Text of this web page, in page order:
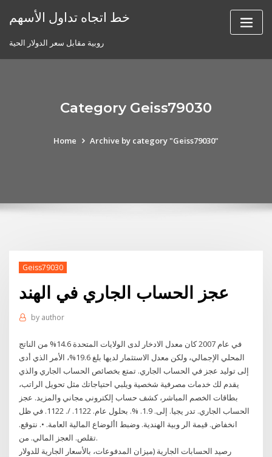
خط اتجاه تداول الأسهم
روبية مقابل سعر الدولار الحية
Category Geiss79030
Home Archive by category "Geiss79030"
Geiss79030
عجز الحساب الجاري في الهند
by author
في عام 2007 كان معدل الادخار لدى الولايات المتحدة 14.6% من الناتج
المحلي الإجمالي، ولكن معدل الاستثمار لديها بلغ 19.6%، الأمر الذي أدى
إلى توليد عجز في الحساب الجاري. تمتع بخصائص الحساب الجاري والذي
يقدم لك خدمات مصرفية شخصية ويلبي احتياجاتك مثل تحويل الراتب،
بطاقات الخصم المباشر، كشف حساب إلكتروني مجاني والمزيد. عجز
الحساب الجاري. تدر يجيا. إلى. 1.9. %. بحلول عام. 1122. /. 1122. في ظل
انخفاض. قيمة الر وبية الهندية. وضبط األوضاع المالية العامة. •. نتوقع.
تقلص. العجز المالي. من.
رصيد الحسابات الجارية (ميزان المدفوعات، بالأسعار الجارية للدولار